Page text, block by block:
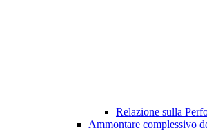
Relazione sulla
Ammontare complessivo